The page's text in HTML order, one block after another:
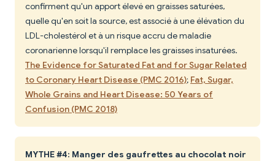
confirment qu'un apport élevé en graisses saturées,
quelle qu'en soit la source, est associé à une élévation du
LDL-cholestérol et à un risque accru de maladie
coronarienne lorsqu'il remplace les graisses insaturées.
The Evidence for Saturated Fat and for Sugar Related
to Coronary Heart Disease (PMC 2016); Fat, Sugar,
Whole Grains and Heart Disease: 50 Years of
Confusion (PMC 2018)
MYTHE #4: Manger des gaufrettes au chocolat noir